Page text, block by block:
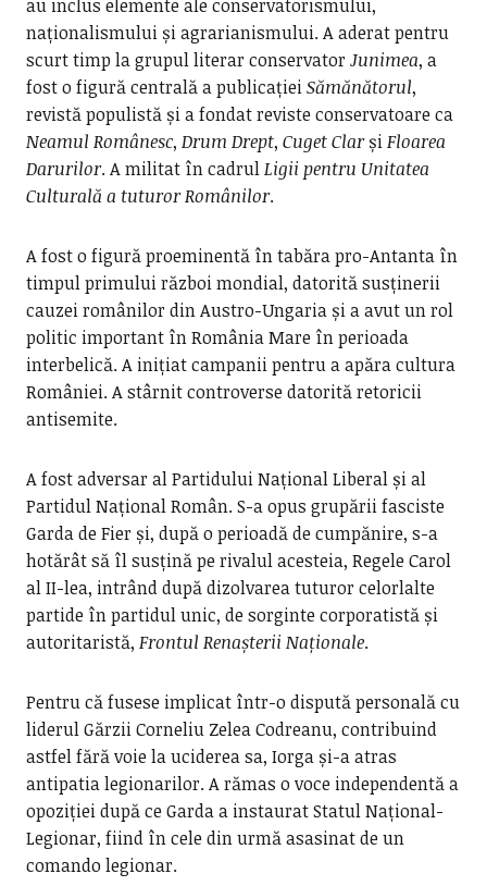
au inclus elemente ale conservatorismului,
naționalismului și agrarianismului. A aderat pentru
scurt timp la grupul literar conservatorJunimea, a
fost o figură centrală a publicațieiSămănătorul,
revistă populistă și a fondat reviste conservatoare ca
Neamul Românesc, Drum Drept, Cuget ClarșiFloarea
Darurilor. A militat în cadrulLigii pentru Unitatea
Culturală a tuturor Românilor.
A fost o figură proeminentă în tabăra pro-Antanta în
timpul primului război mondial, datorită susținerii
cauzei românilor din Austro-Ungaria și a avut un rol
politic important în România Mare în perioada
interbelică. A inițiat campanii pentru a apăra cultura
României. A stârnit controverse datorită retoricii
antisemite.
A fost adversar al Partidului Național Liberal și al
Partidul Național Român. S-a opus grupării fasciste
Garda de Fier și, după o perioadă de cumpănire, s-a
hotărât să îl susțină pe rivalul acesteia, Regele Carol
al II-lea, intrând după dizolvarea tuturor celorlalte
partide în partidul unic, de sorginte corporatistă și
autoritaristă, Frontul Renașterii Naționale.
Pentru că fusese implicat într-o dispută personală cu
liderul Gărzii Corneliu Zelea Codreanu, contribuind
astfel fără voie la uciderea sa, Iorga și-a atras
antipatia legionarilor. A rămas o voce independentă a
opoziției după ce Garda a instaurat Statul Național-
Legionar, fiind în cele din urmă asasinat de un
comando legionar.